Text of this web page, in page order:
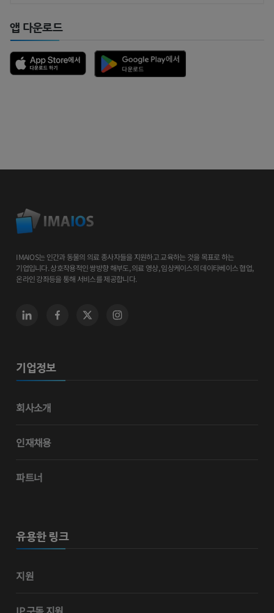
앱 다운로드
IMAIOS는 인간과 동물의 의료 종사자들을 지원하고 교육하는 것을 목표로 하는
기업입니다. 상호작용적인 쌍방향 해부도, 의료 영상, 임상케이스의 데이타베이스 협업,
온라인 강좌등을 통해 서비스를 제공합니다.
기업정보
회사소개
인재채용
파트너
유용한 링크
지원